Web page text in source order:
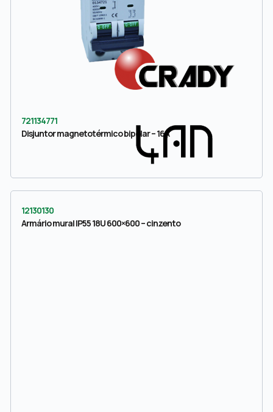
721134771
Disjuntor magnetotérmico bipolar – 16A
12130130
Armário mural IP55 18U 600×600 – cinzento